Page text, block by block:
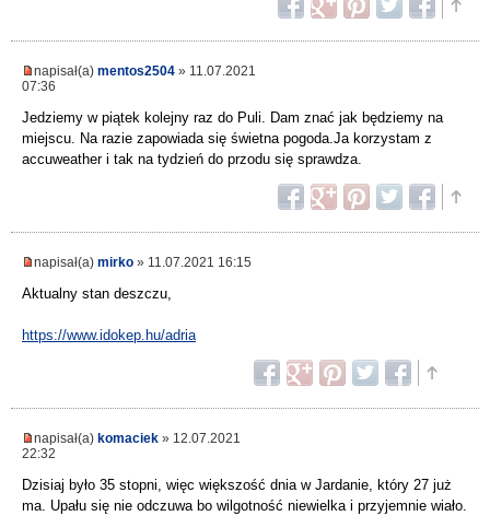
napisał(a) mentos2504 » 11.07.2021
07:36
Jedziemy w piątek kolejny raz do Puli. Dam znać jak będziemy na
miejscu. Na razie zapowiada się świetna pogoda.Ja korzystam z
accuweather i tak na tydzień do przodu się sprawdza.
napisał(a) mirko » 11.07.2021 16:15
Aktualny stan deszczu,
https://www.idokep.hu/adria
napisał(a) komaciek » 12.07.2021
22:32
Dzisiaj było 35 stopni, więc większość dnia w Jardanie, który 27 już
ma. Upału się nie odczuwa bo wilgotność niewielka i przyjemnie wiało.